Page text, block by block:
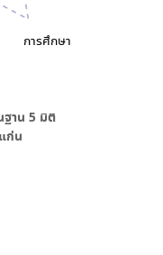
การศึกษา
าน 5 มิติ
ก่น